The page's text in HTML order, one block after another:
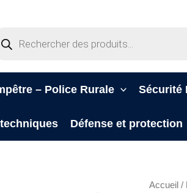
– Police Rurale Sécurité
Défense et protection
Accueil /